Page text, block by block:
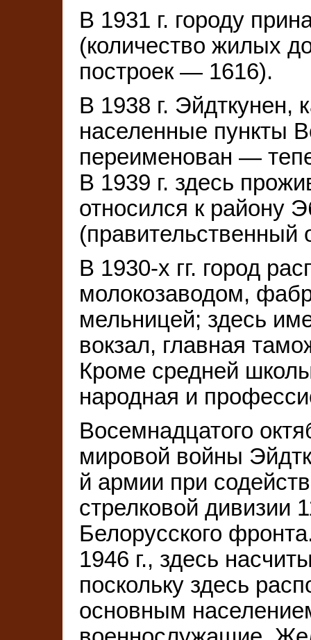
В 1931 г. городу
(количество жилых
построек — 1616).
В 1938 г. Эйдткунен,
населенные пункты
переименован —
В 1939 г. здесь
относился к району
(правительственный
В 1930-х гг. город
молокозаводом,
мельницей; здесь
вокзал, главная
Кроме средней
народная и
Восемнадцатого
мировой войны
й армии при
стрелковой дивизии
Белорусского
1946 г., здесь
поскольку здесь
основным